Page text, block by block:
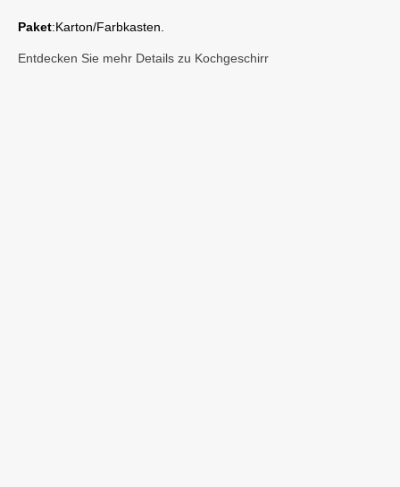
Paket:Karton/Farbkasten.
Entdecken Sie mehr Details zu Kochgeschirr